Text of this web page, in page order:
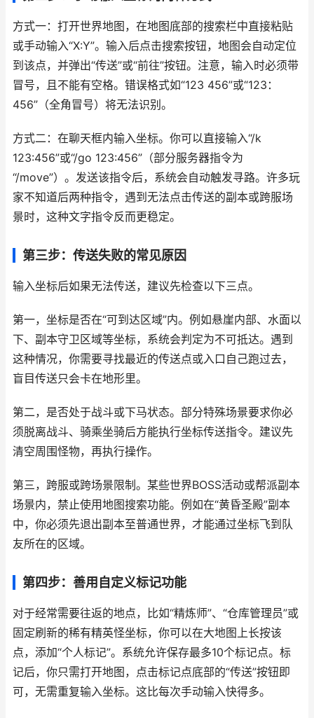
方式一：打开世界地图，在地图底部的搜索栏中直接粘贴
或手动输入“X:Y”。输入后点击搜索按钮，地图会自动定位
到该点，并弹出“传送”或“前往”按钮。注意，输入时必须带
冒号，且不能有空格。错误格式如“123 456”或“123：
456”（全角冒号）将无法识别。
方式二：在聊天框内输入坐标。你可以直接输入“/k
123:456”或“/go 123:456”（部分服务器指令为
“/move”）。发送该指令后，系统会自动触发寻路。许多玩
家不知道后两种指令，遇到无法点击传送的副本或跨服场
景时，这种文字指令反而更稳定。
第三步：传送失败的常见原因
输入坐标后如果无法传送，建议先检查以下三点。
第一，坐标是否在“可到达区域”内。例如悬崖内部、水面以
下、副本守卫区域等坐标，系统会判定为不可抵达。遇到
这种情况，你需要寻找最近的传送点或入口自己跑过去，
盲目传送只会卡在地形里。
第二，是否处于战斗或下马状态。部分特殊场景要求你必
须脱离战斗、骑乘坐骑后方能执行坐标传送指令。建议先
清空周围怪物，再执行操作。
第三，跨服或跨场景限制。某些世界BOSS活动或帮派副本
场景内，禁止使用地图搜索功能。例如在“黄昏圣殿”副本
中，你必须先退出副本至普通世界，才能通过坐标飞到队
友所在的区域。
第四步：善用自定义标记功能
对于经常需要往返的地点，比如“精炼师”、“仓库管理员”或
固定刷新的稀有精英怪坐标，你可以在大地图上长按该
点，添加“个人标记”。系统允许保存最多10个标记点。标
记后，你只需打开地图，点击标记点底部的“传送”按钮即
可，无需重复输入坐标。这比每次手动输入快得多。